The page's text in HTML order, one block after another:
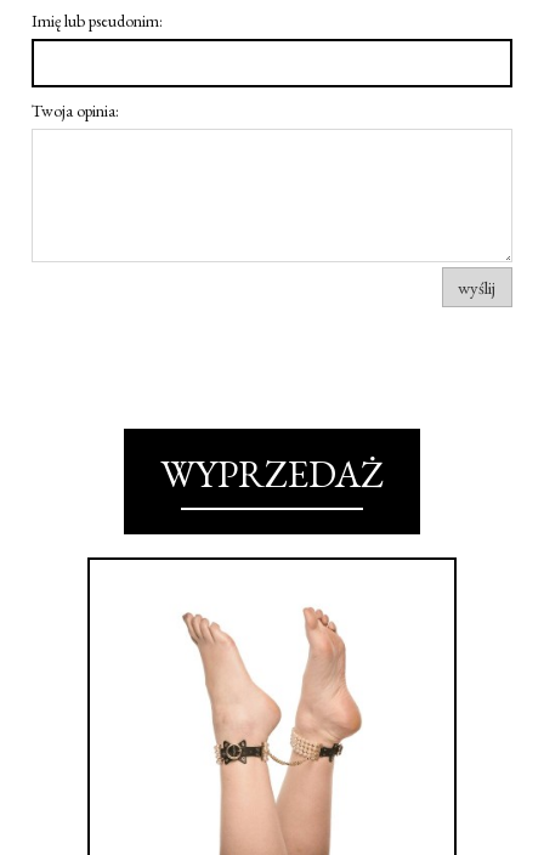
Imię lub pseudonim:
Twoja opinia:
wyślij
WYPRZEDAŻ